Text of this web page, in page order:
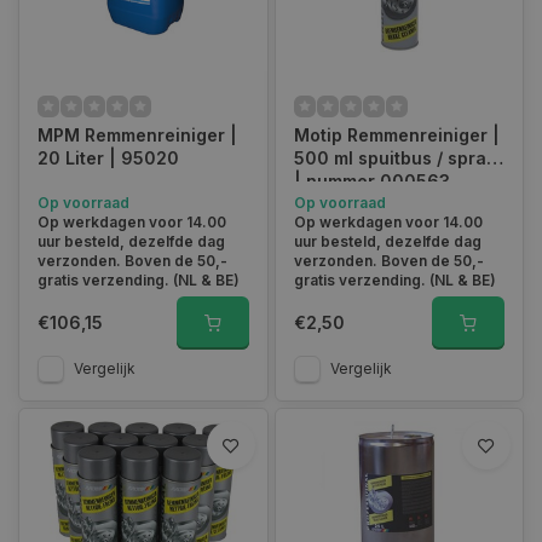
Waarom is remmenreiniger zo belangrijk?
Remmenreiniger draagt op diverse manieren bij aan
verbeterde prestaties van jouw voertuig:
Verbeterde remprestaties
: Schone remschijven en
remblokken resulteren in een betere wrijving en contact, wat
leidt tot verbeterde remprestaties. Dit betekent kortere
remafstanden en een betere controle over je voertuig.
Verlengde levensduur
: Door regelmatig reinigen en
onderhouden kunnen de remonderdelen langer meegaan. Dit
Veiligheid : Schone remmen zijn veiliger remmen. Jouw
veiligheid en die van je passagiers zijn afhankelijk van goed
werkende remmen, en regelmatig reinigen met remmenreiniger
draagt bij aan die veiligheid.
MPM Remmenreiniger |
20 Liter | 95020
Op voorraad
Op werkdagen voor 14.00
uur besteld, dezelfde dag
verzonden. Boven de 50,-
gratis verzending. (NL & BE)
€106,15
Vergelijk
Motip Remmenreiniger |
500 ml spuitbus / spray
| nummer 000563
Op voorraad
Op werkdagen voor 14.00
uur besteld, dezelfde dag
verzonden. Boven de 50,-
gratis verzending. (NL & BE)
€2,50
Vergelijk